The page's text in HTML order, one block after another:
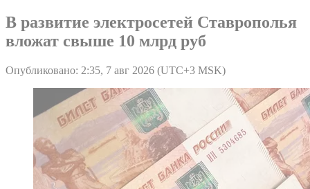
В развитие электросетей Ставрополья
вложат свыше 10 млрд руб
Опубликовано: 2:35, 7 авг 2026 (UTC+3 MSK)